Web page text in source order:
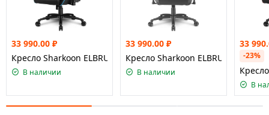
33 990.00 ₽
Кресло Sharkoon ELBRUS 3 Black/Blue
В наличии
33 990.00 ₽
Кресло Sharkoon ELBRUS 3 Black/
В наличии
33
-23%
В